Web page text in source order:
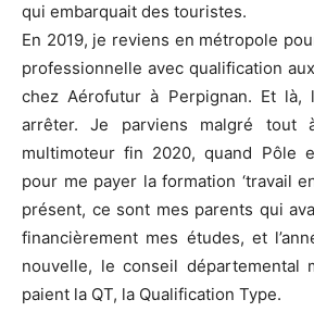
qui embarquait des touristes.
En 2019, je reviens en métropole
professionnelle avec qualification
chez Aérofutur à Perpignan. Et
arrêter. Je parviens malgré tout
multimoteur fin 2020, quand Pôle
pour me payer la formation ‘travail
présent, ce sont mes parents qui
financièrement mes études, et
nouvelle, le conseil départemental
paient la QT, la Qualification Type.